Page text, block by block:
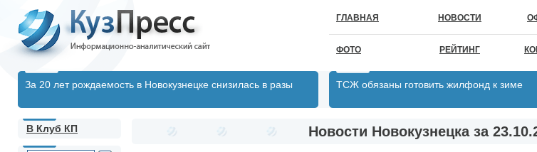
ГЛАВНАЯ НОВОСТИ
ФОТО РЕЙТИНГ
За 20 лет рождаемость в Новокузнецке снизилась в разы ТСЖ обязаны готовить жилфонд к зиме
В Клуб КП Новости Новокузнецка за